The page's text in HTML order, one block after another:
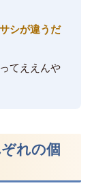
シが違うだ
てええんや
れの個